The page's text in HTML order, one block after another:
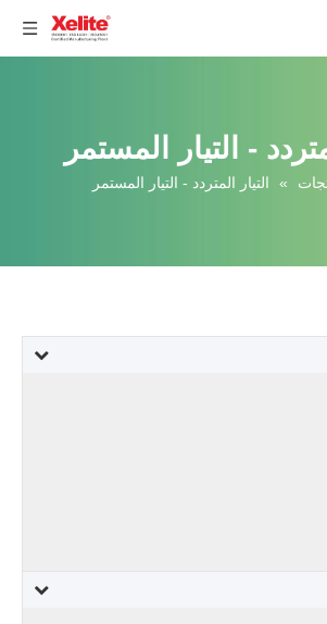
- التيار المستمر
» التيار المتردد - التيار المستمر